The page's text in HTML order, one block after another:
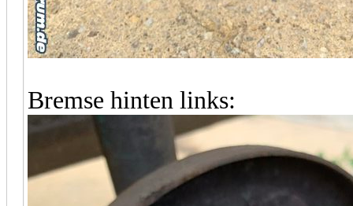
Bremse hinten links: